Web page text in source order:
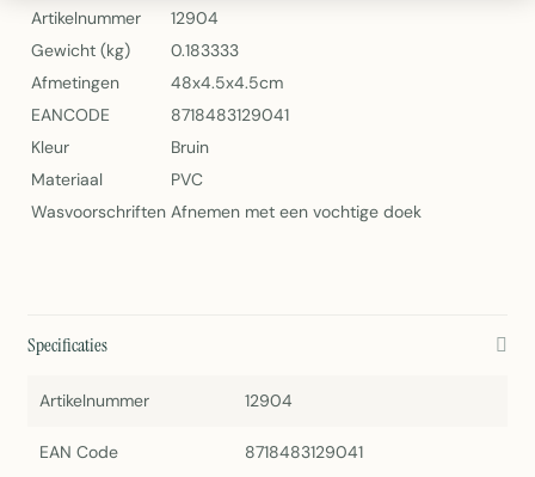
Artikelnummer
12904
Gewicht (kg)
0.183333
Afmetingen
48x4.5x4.5cm
EANCODE
8718483129041
Kleur
Bruin
Materiaal
PVC
Wasvoorschriften Afnemen met een vochtige doek
Specificaties
Artikelnummer 12904
EAN Code 8718483129041